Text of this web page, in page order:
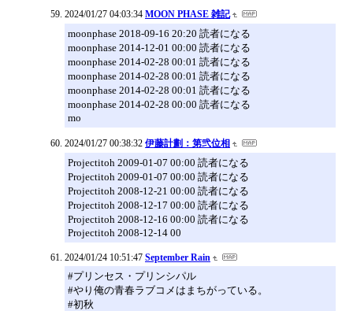
2024/01/27 04:03:34 MOON PHASE 雑記
moonphase 2018-09-16 20:20 読者になる
moonphase 2014-12-01 00:00 読者になる
moonphase 2014-02-28 00:01 読者になる
moonphase 2014-02-28 00:01 読者になる
moonphase 2014-02-28 00:01 読者になる
moonphase 2014-02-28 00:00 読者になる
mo
2024/01/27 00:38:32 伊藤計劃：第弐位相
Projectitoh 2009-01-07 00:00 読者になる
Projectitoh 2009-01-07 00:00 読者になる
Projectitoh 2008-12-21 00:00 読者になる
Projectitoh 2008-12-17 00:00 読者になる
Projectitoh 2008-12-16 00:00 読者になる
Projectitoh 2008-12-14 00
2024/01/24 10:51:47 September Rain
#プリンセス・プリンシパル
#やり俺の青春ラブコメはまちがっている。
#初秋